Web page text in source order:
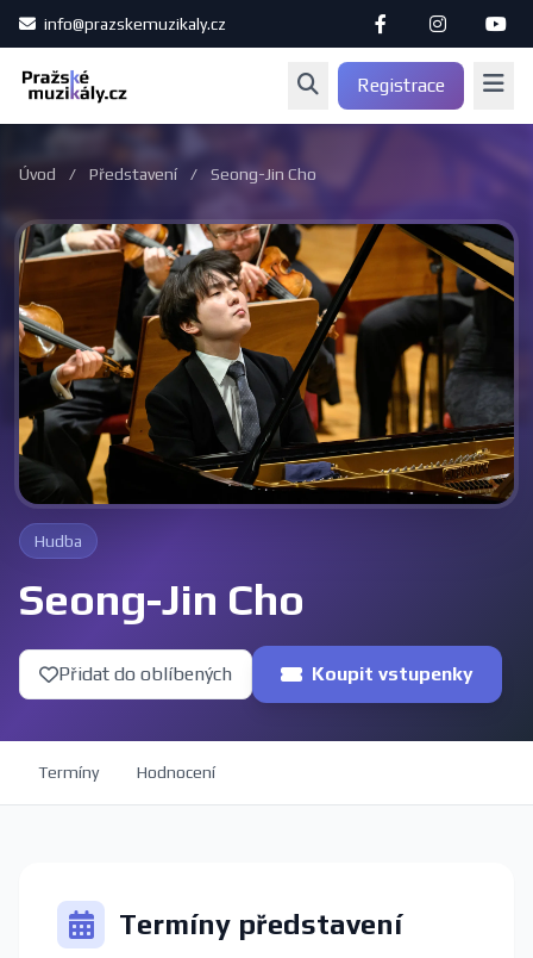
info@prazskemuzikaly.cz
Registrace
Úvod / Představení / Seong-Jin Cho
Hudba
Seong-Jin Cho
Přidat do oblíbených Koupit vstupenky
Termíny Hodnocení
Termíny představení